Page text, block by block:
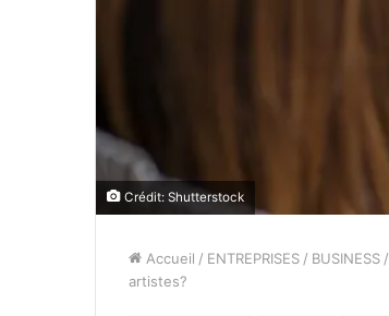
Crédit: Shutterstock
Accueil / ENTREPRISES / BUSINESS /
artistes?